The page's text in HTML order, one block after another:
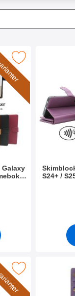
Galaxy
/ S25+ 5G
S24+ /
skimblocker
S24 Plus 5G
xL Standcase